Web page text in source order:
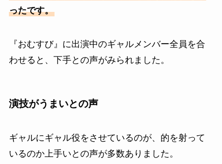
ったです。
『おむすび』に出演中のギャルメンバー全員を合
わせると、下手との声がみられました。
演技がうまいとの声
ギャルにギャル役をさせているのが、的を射って
いるのか上手いとの声が多数ありました。